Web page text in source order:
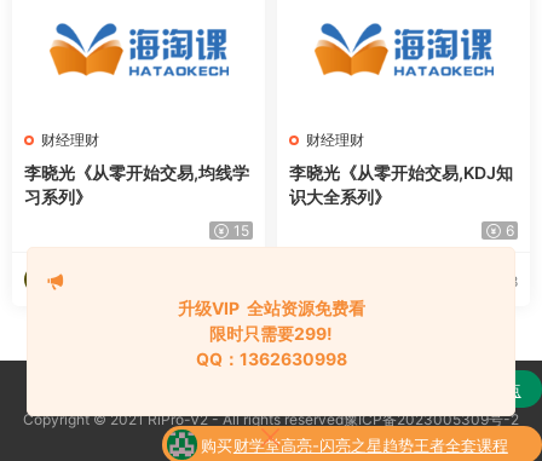
财经理财
李晓光《从零开始交易,均线学
习系列》
15
海淘资源网
财经理财
李晓光《从零开始交易,KDJ知
识大全系列》
6
2026-07-28
Copyright © 2021 RiPro-V2 - All rights reserved豫ICP备2023005309号-2
京公网安备 188888888
升级VIP 全站资源免费看
限时只需要299!
QQ：1362630998
了
通达信强龙战法抄底先锋捕捉主升浪买点
全套指标公式
购买财学堂高亮-闪亮之星趋势王者全套课程